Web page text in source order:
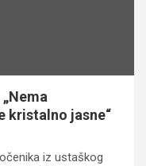
kristalno jasne“
iz ustaškog